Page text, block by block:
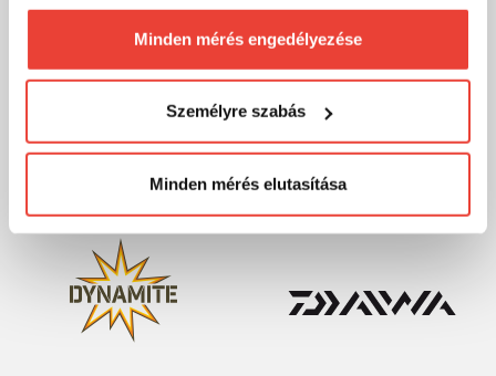
biztosításához arra kérünk, hogy engedd meg
számunkra minden mérés használatát.
Természetesensoha semmilyen formában nem fogunk
megváltoztathatod a döntésed ezzel kapcsolatban.
Előre is köszönjük!
Minden mérés engedélyezése
Személyre szabás
Minden mérés elutasítása